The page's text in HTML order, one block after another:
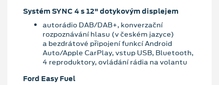
Systém SYNC 4 s 12" dotykovým displejem
autorádio DAB/DAB+, konverzační
rozpoznávání hlasu (v českém jazyce)
a bezdrátové připojení funkcí Android
Auto/Apple CarPlay, vstup USB, Bluetooth,
4 reproduktory, ovládání rádia na volantu
Ford Easy Fuel